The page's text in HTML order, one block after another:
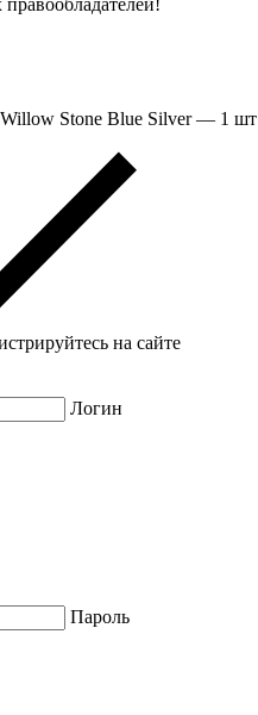
Willow Stone Blue Silver — 1 шт
на сайте
Логин
Пароль